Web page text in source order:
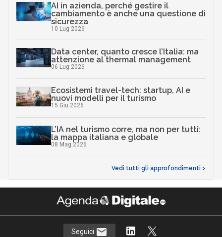
AI in azienda, perché gestire il
cambiamento è anche una questione di
sicurezza
10 Lug 2026
Data center, quanto cresce l’Italia: ma
attenzione al thermal management
06 Lug 2026
Ecosistemi travel-tech: startup, AI e
nuovi modelli per il turismo
15 Giu 2026
L’IA nel turismo corre, ma non per tutti:
la mappa italiana e globale
08 Mag 2026
Vedi tutti gli approfondimenti >
Seguici